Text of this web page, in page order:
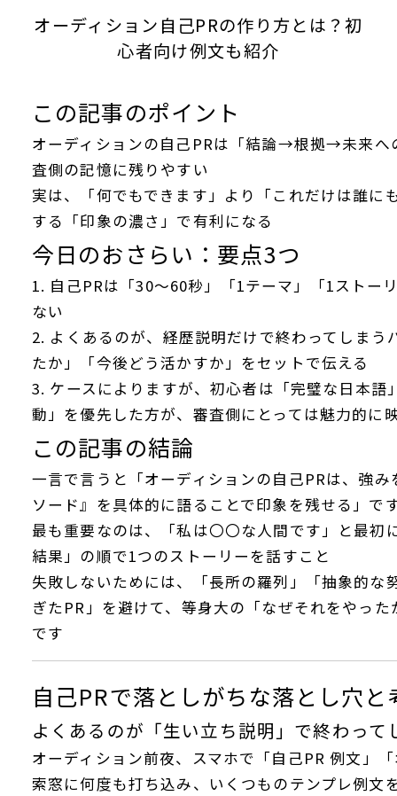
オーディション自己PRの作り方とは？初
心者向け例文も紹介
この記事のポイント
オーディションの自己PRは「結論→根拠→未来へ
査側の記憶に残りやすい
実は、「何でもできます」より「これだけは誰に
する「印象の濃さ」で有利になる
今日のおさらい：要点3つ
1. 自己PRは「30～60秒」「1テーマ」「1ストー
ない
2. よくあるのが、経歴説明だけで終わってしま
たか」「今後どう活かすか」をセットで伝える
3. ケースによりますが、初心者は「完璧な日本
動」を優先した方が、審査側にとっては魅力的に
この記事の結論
一言で言うと「オーディションの自己PRは、強
ソード』を具体的に語ることで印象を残せる」で
最も重要なのは、「私は〇〇な人間です」と最初
結果」の順で1つのストーリーを話すこと
失敗しないためには、「長所の羅列」「抽象的な
ぎたPR」を避けて、等身大の「なぜそれをやっ
です
自己PRで落としがちな落とし穴と
よくあるのが「生い立ち説明」で終わって
オーディション前夜、スマホで「自己PR 例文」
索窓に何度も打ち込み、いくつものテンプレ例文